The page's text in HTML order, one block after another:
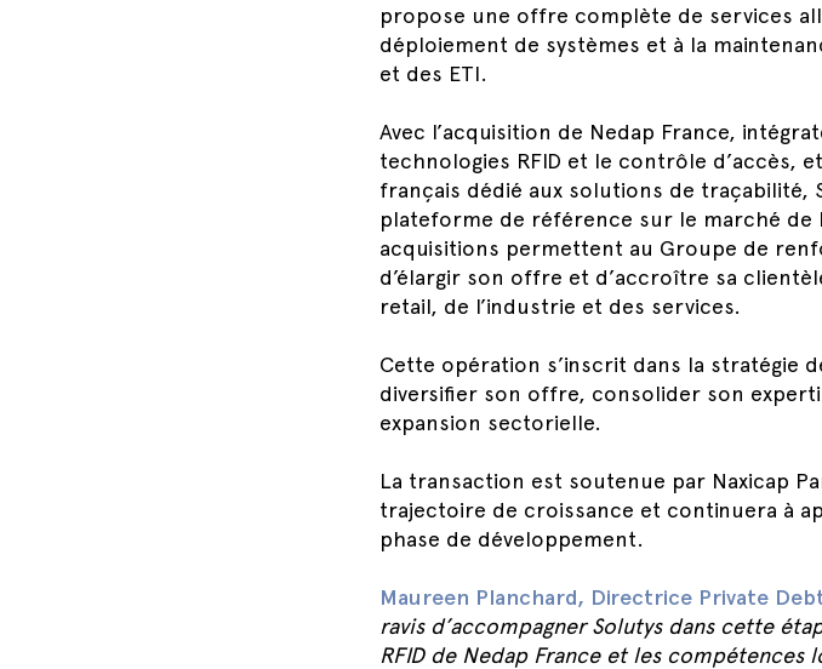
propose une offre complète de services
déploiement de systèmes et à la
et des ETI.
Avec l’acquisition de Nedap France,
technologies RFID et le contrôle d’accès,
français dédié aux solutions de traçabilité,
plateforme de référence sur le marché de
acquisitions permettent au Groupe de
d’élargir son offre et d’accroître sa
retail, de l’industrie et des services.
Cette opération s’inscrit dans la stratégie
diversifier son offre, consolider son
expansion sectorielle.
La transaction est soutenue par Naxicap
trajectoire de croissance et continuera à
phase de développement.
Maureen Planchard, Directrice Private
ravis d’accompagnerSolutys dans cette
RFID de Nedap France et les compétences